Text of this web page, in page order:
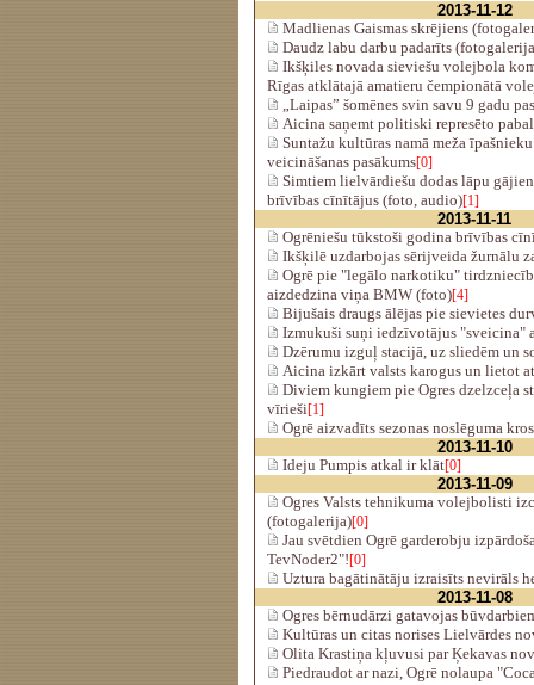
2013-11-12
Madlienas Gaismas skrējiens
Daudz labu darbu padarīts
Ikšķiles novada sieviešu volejbola
Rīgas atklātajā amatieru čempionātā
„Laipas” šomēnes svin savu 9 gadu
Aicina saņemt politiski represēto
Suntažu kultūras namā meža
veicināšanas pasākums[0]
Simtiem lielvārdiešu dodas lāpu
brīvības cīnītājus (foto, audio)[1]
2013-11-11
Ogrēniešu tūkstoši godina brīvības
Ikšķilē uzdarbojas sērijveida žurnālu
Ogrē pie "legālo narkotiku"
aizdedzina viņa BMW (foto)[4]
Bijušais draugs ālējas pie sievietes
Izmukuši suņi iedzīvotājus "sveicina"
Dzērumu izguļ stacijā, uz sliedēm un
Aicina izkārt valsts karogus un lietot
Diviem kungiem pie Ogres dzelzceļa
vīrieši[1]
Ogrē aizvadīts sezonas noslēguma
2013-11-10
Ideju Pumpis atkal ir klāt[0]
2013-11-09
Ogres Valsts tehnikuma volejbolisti
(fotogalerija)[0]
Jau svētdien Ogrē garderobju
TevNoder2"![0]
Uztura bagātinātāju izraisīts nevirāls
2013-11-08
Ogres bērnudārzi gatavojas
Kultūras un citas norises Lielvārdes
Olita Krastiņa kļuvusi par Ķekavas
Piedraudot ar nazi, Ogrē nolaupa